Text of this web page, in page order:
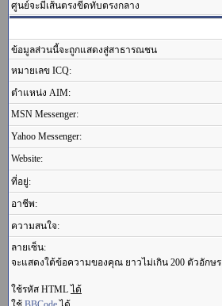
ศูนย์จะมีเส้นตรงขีดทับตรงกลาง
ข้อมูลส่วนนี้จะถูกแสดงสู่สาธารณชน
หมายเลข ICQ:
ตำแหน่ง AIM:
MSN Messenger:
Yahoo Messenger:
Website:
ที่อยู่:
อาชีพ:
ความสนใจ:
ลายเซ็น:
จะแสดงใต้ข้อความของคุณ ยาวไม่เกิน 200 ตัวอักษร
ใช้รหัส HTML ได้